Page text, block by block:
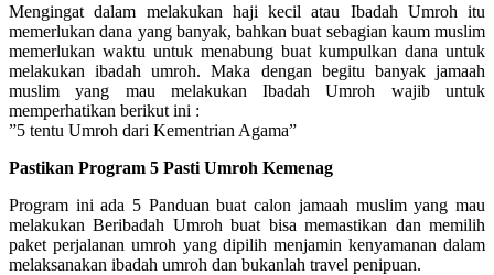
Mengingat dalam melakukan haji kecil atau Ibadah Umroh itu
memerlukan dana yang banyak, bahkan buat sebagian kaum muslim
memerlukan waktu untuk menabung buat kumpulkan dana untuk
melakukan ibadah umroh. Maka dengan begitu banyak jamaah
muslim yang mau melakukan Ibadah Umroh wajib untuk
memperhatikan berikut ini :
”5 tentu Umroh dari Kementrian Agama”
Pastikan Program 5 Pasti Umroh Kemenag
Program ini ada 5 Panduan buat calon jamaah muslim yang mau
melakukan Beribadah Umroh buat bisa memastikan dan memilih
paket perjalanan umroh yang dipilih menjamin kenyamanan dalam
melaksanakan ibadah umroh dan bukanlah travel penipuan.